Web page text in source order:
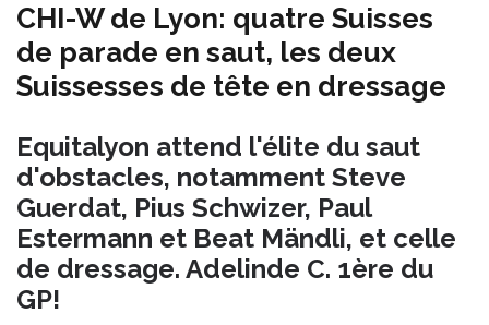
CHI-W de Lyon: quatre Suisses
de parade en saut, les deux
Suissesses de tête en dressage
Equitalyon attend l'élite du saut
d'obstacles, notamment Steve
Guerdat, Pius Schwizer, Paul
Estermann et Beat Mändli, et celle
de dressage. Adelinde C. 1ère du
GP!